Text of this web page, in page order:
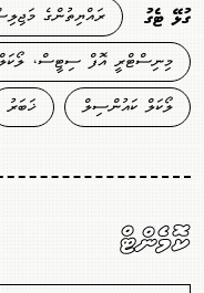
ގުޅޭ ޓެގު ރައްޔިތުންގެ
މިނިސްޓްރީ އޮފް ސިޓީސް،
ލޯކަލް ކައުންސިލް
ޚަބަރު
ކޮމެންޓް